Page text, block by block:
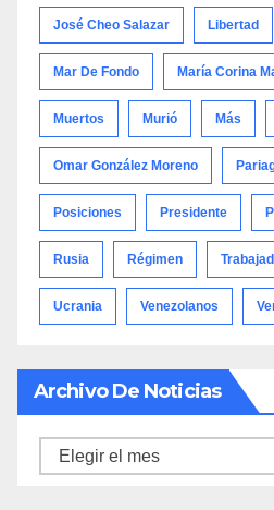
José Cheo Salazar Libertad
Mar De Fondo María Corina
Muertos Murió Más
Omar González Moreno
Posiciones Presidente
Rusia Régimen
Ucrania Venezolanos
Archivo De Noticias
Archivo